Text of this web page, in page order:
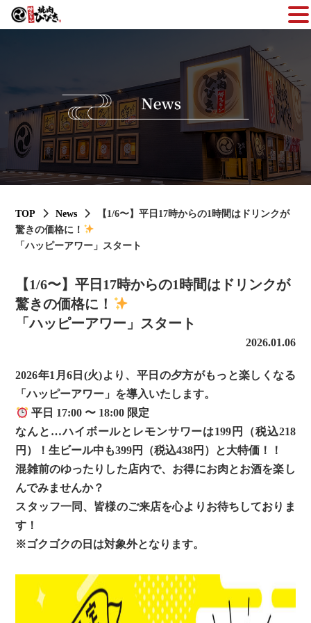
TOP News
【1/6〜】平日17時からの1時間はドリンクが
驚きの価格に！
「ハッピーアワー」スタート
【1/6〜】平日17時からの1時間はドリンクが
驚きの価格に！
「ハッピーアワー」スタート
2026.01.06
2026年1月6日(火)より、平日の夕方がもっと楽しくなる
「ハッピーアワー」を導入いたします。
平日 17:00 〜 18:00 限定
なんと…ハイボールとレモンサワーは199円（税込218
円）！生ビール中も399円（税込438円）と大特価！！
混雑前のゆったりした店内で、お得にお肉とお酒を楽し
んでみませんか？
スタッフ一同、皆様のご来店を心よりお待ちしておりま
す！
※ゴクゴクの日は対象外となります。